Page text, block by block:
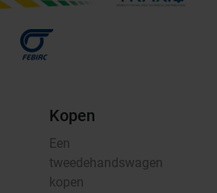
Kopen
Een
tweedehandswagen
kopen